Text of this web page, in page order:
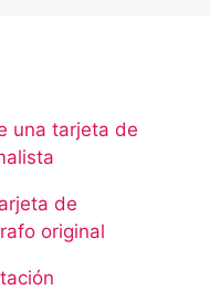
una tarjeta de
de
original